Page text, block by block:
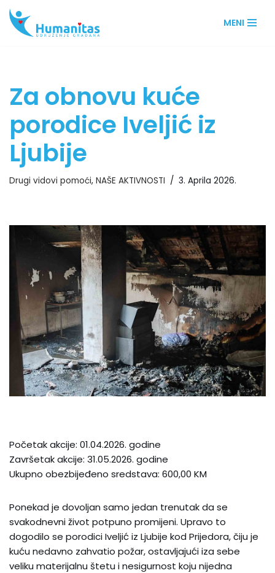
Skip
MENI
Za obnovu kuće
porodice Iveljić iz
Ljubije
Drugi vidovi pomoći, NAŠE AKTIVNOSTI 3. Aprila 2026.
Početak akcije: 01.04.2026. godine
Završetak akcije: 31.05.2026. godine
Ukupno obezbijeđeno sredstava: 600,00 KM
Ponekad je dovoljan samo jedan trenutak da se
svakodnevni život potpuno promijeni. Upravo to
dogodilo se porodici Iveljić iz Ljubije kod Prijedora, čiju je
kuću nedavno zahvatio požar, ostavljajući iza sebe
veliku materijalnu štetu i nesigurnost koju nijedna